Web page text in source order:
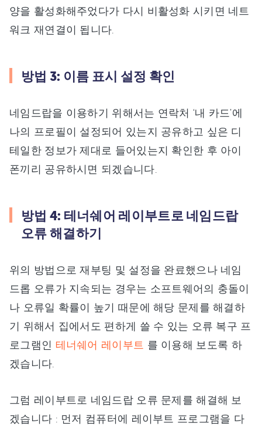
양을 활성화해주었다가 다시 비활성화 시키면 네트
워크 재연결이 됩니다.
방법 3: 이름 표시 설정 확인
네임드랍을 이용하기 위해서는 연락처 ‘내 카드’에
나의 프로필이 설정되어 있는지 공유하고 싶은 디
테일한 정보가 제대로 들어있는지 확인한 후 아이
폰끼리 공유하시면 되겠습니다.
방법 4: 테너쉐어 레이부트로 네임드랍
오류 해결하기
위의 방법으로 재부팅 및 설정을 완료했으나 네임
드롭 오류가 지속되는 경우는 소프트웨어의 충돌이
나 오류일 확률이 높기 때문에 해당 문제를 해결하
기 위해서 집에서도 편하게 쓸 수 있는 오류 복구 프
로그램인 테너쉐어 레이부트 를 이용해 보도록 하
겠습니다.
그럼 레이부트로 네임드랍 오류 문제를 해결해 보
겠습니다 : 먼저 컴퓨터에 레이부트 프로그램을 다